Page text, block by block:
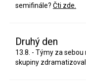
semifinále? Čti zde.
Druhý den
13.8. - Týmy za
skupiny